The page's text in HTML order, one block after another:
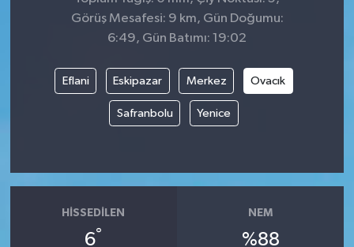
Görüş Mesafesi: 9 km, Gün Doğumu:
6:49, Gün Batımı: 19:02
Eflani Eskipazar Merkez Ovacık
Safranbolu Yenice
HISSEDILEN
6°
NEM
%88